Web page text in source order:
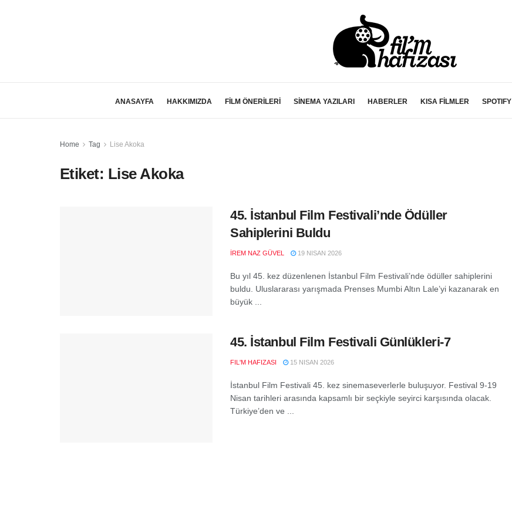
ANASAYFA HAKKIMIZDA FİLM ÖNERİLERİ SİNEMA YAZILARI HABERLER KISA FİLMLER SPOTIFY
Home Tag Lise Akoka
Etiket: Lise Akoka
45. İstanbul Film Festivali’nde Ödüller
Sahiplerini Buldu
İREM NAZ GÜVEL 19 NISAN 2026
Bu yıl 45. kez düzenlenen İstanbul Film Festivali’nde ödüller sahiplerini
buldu. Uluslararası yarışmada Prenses Mumbi Altın Lale’yi kazanarak en
büyük ...
45. İstanbul Film Festivali Günlükleri-7
FIL'M HAFIZASI 15 NISAN 2026
İstanbul Film Festivali 45. kez sinemaseverlerle buluşuyor. Festival 9-19
Nisan tarihleri arasında kapsamlı bir seçkiyle seyirci karşısında olacak.
Türkiye’den ve ...